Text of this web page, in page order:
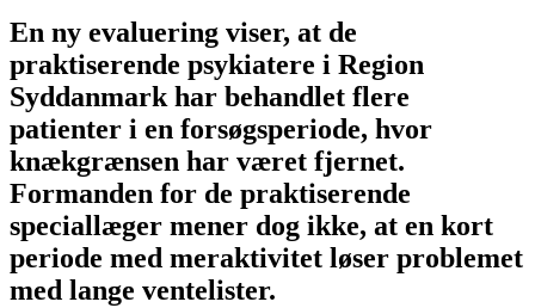
En ny evaluering viser, at de
praktiserende psykiatere i Region
Syddanmark har behandlet flere
patienter i en forsøgsperiode, hvor
knækgrænsen har været fjernet.
Formanden for de praktiserende
speciallæger mener dog ikke, at en kort
periode med meraktivitet løser problemet
med lange ventelister.